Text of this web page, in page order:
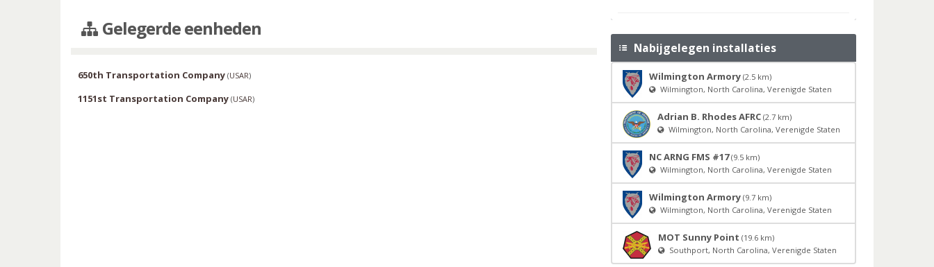
Gelegerde eenheden
650th Transportation Company (USAR)
1151st Transportation Company (USAR)
Nabijgelegen installaties
Wilmington Armory (2.5 km)
Wilmington, North Carolina, Verenigde Staten
Adrian B. Rhodes AFRC (2.7 km)
Wilmington, North Carolina, Verenigde Staten
NC ARNG FMS #17 (9.5 km)
Wilmington, North Carolina, Verenigde Staten
Wilmington Armory (9.7 km)
Wilmington, North Carolina, Verenigde Staten
MOT Sunny Point (19.6 km)
Southport, North Carolina, Verenigde Staten